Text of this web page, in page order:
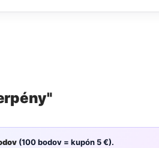
(100 bodov = kupón 5 €).